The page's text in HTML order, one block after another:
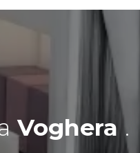
Voghera.